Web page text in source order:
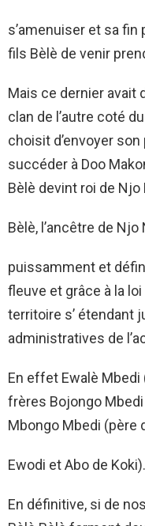
s’amenuiser et sa fin
fils Bèlè de venir
Mais ce dernier avait
clan de l’autre coté
choisit d’envoyer son
succéder à Doo
Bèlè devint roi de Njo
Bèlè, l’ancêtre de Njo
puissamment et
fleuve et grâce à la
territoire s’ étendant
administratives de
En effet Ewalè
frères Bojongo
Mbongo Mbedi (père
Ewodi et Abo de Koki).
En définitive, si de